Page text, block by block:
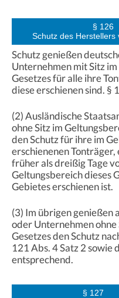
§ 126
Schutz des Herstellers
Schutz genießen
Unternehmen mit Sitz
Gesetzes für alle ihre
diese erschienen sind. §
(2) Ausländische
ohne Sitz im
den Schutz für ihre im
erschienenen Tonträger,
früher als dreißig Tage
Geltungsbereich dieses
Gebietes erschienen ist.
(3) Im übrigen genießen
oder Unternehmen
Gesetzes den Schutz
121 Abs. 4 Satz 2 sowie
entsprechend.
§ 127